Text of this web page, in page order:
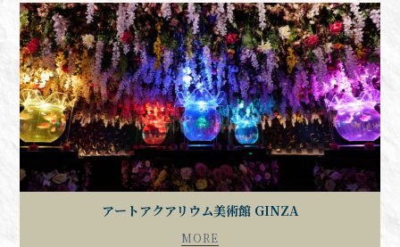
アートアクアリウム美術館 GINZA
MORE